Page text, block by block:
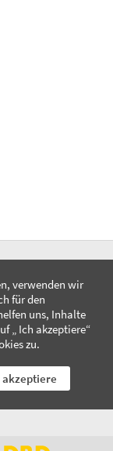
verwenden wir
für den
uns, Inhalte
„ Ich akzeptiere“
zu.
akzeptiere